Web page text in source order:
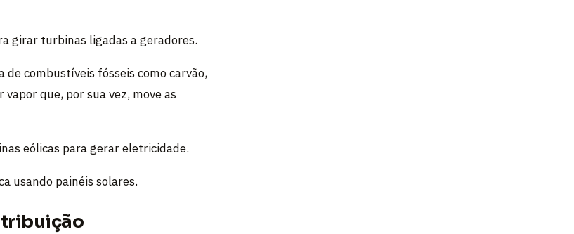
girar turbinas ligadas a geradores.
combustíveis fósseis como carvão,
que, por sua vez, move as
eólicas para gerar eletricidade.
usando painéis solares.